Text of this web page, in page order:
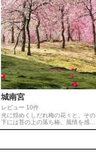
城南宮
レビュー 10件
光に煌めくしだれ梅の花々と、その
下には苔の上の落ち椿。風情を感じ
られる人気スポットです。梅の花に
期間梅の花が楽しめます。期間中は